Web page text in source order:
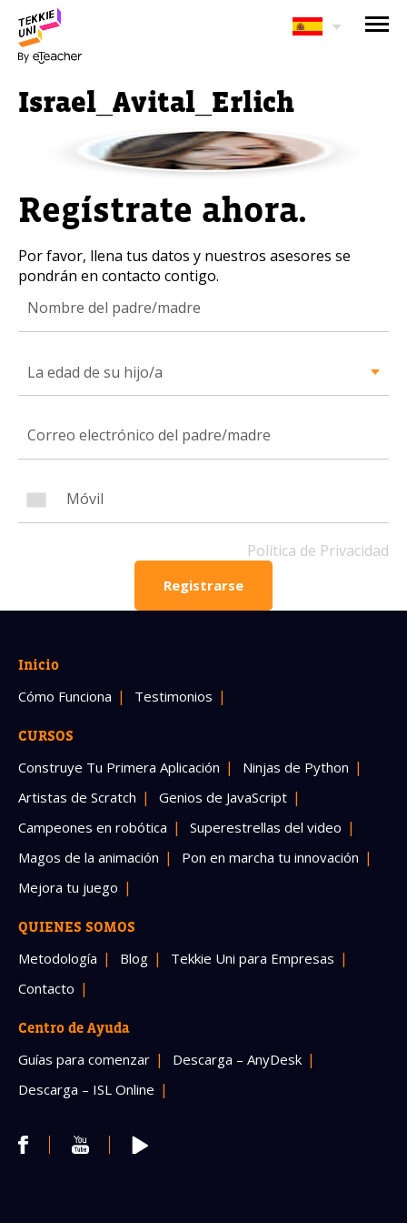
Israel_Avital_Erlich
Regístrate ahora.
Por favor, llena tus datos y nuestros asesores se
pondrán en contacto contigo.
La edad de su hijo/a
Política de Privacidad
Registrarse
Inicio
Cómo Funciona Testimonios
CURSOS
Construye Tu Primera Aplicación
Ninjas de Python
Artistas de Scratch
Genios de JavaScript
Campeones en robótica
Superestrellas del video
Magos de la animación
Pon en marcha tu innovación
Mejora tu juego
QUIENES SOMOS
Metodología Blog
Tekkie Uni para Empresas
Contacto
Centro de Ayuda
Guías para comenzar
Descarga – AnyDesk
Descarga – ISL Online
¿Te interesan nuestros
Nuestros asesores responderán tus
preguntas con gusto. Haz clic abajo para
dejar tu información.
Nombre completo del padre/madre
La edad de su hijo/a
Correo electrónico del padre/madre
Número de celular
Política de Privacidad